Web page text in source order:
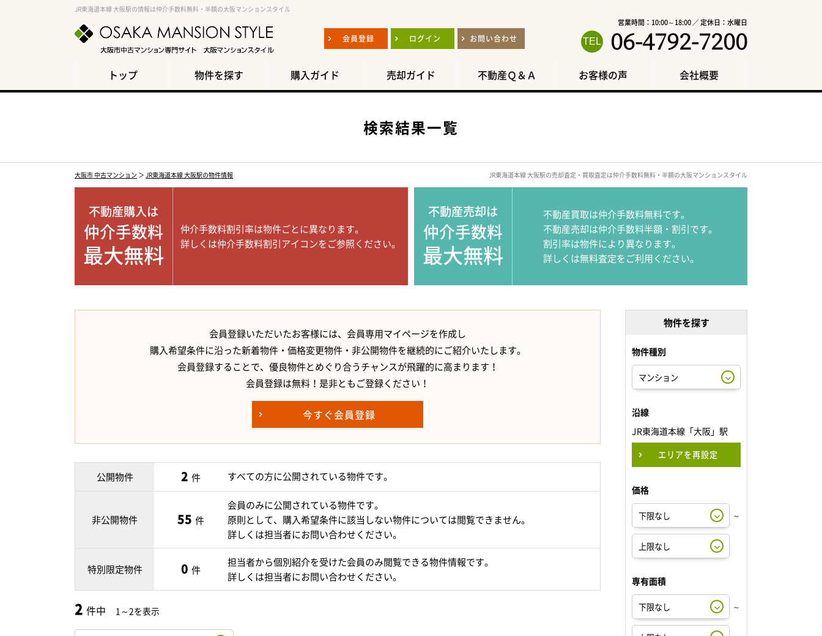
JR東海道本線 大阪駅の情報は仲介手数料無料・半額の大阪マンションスタイル
会員登録 ログイン お問い合わせ
営業時間：10:00～18:00 ／ 定休日：水曜日
06-4792-7200
トップ 物件を探す 購入ガイド 売却ガイド 不動産Ｑ＆Ａ お客様の声 会社概要
検索結果一覧
大阪市 中古マンション ＞ JR東海道本線 大阪駅の物件情報 JR東海道本線 大阪駅の売却査定・買取査定は仲介手数料無料・半額の大阪マンションスタイル
不動産購入は
仲介手数料
最大無料
仲介手数料割引率は物件ごとに異なります。
詳しくは仲介手数料割引アイコンをご参照ください。
不動産売却は
仲介手数料
最大無料
不動産買取は仲介手数料無料です。
不動産売却は仲介手数料半額・割引です。
割引率は物件により異なります。
詳しくは無料査定をご利用ください。
会員登録いただいたお客様には、会員専用マイページを作成し
購入希望条件に沿った新着物件・価格変更物件・非公開物件を継続的にご紹介いたします。
会員登録することで、優良物件とめぐり合うチャンスが飛躍的に高まります！
会員登録は無料！是非ともご登録ください！
今すぐ会員登録
公開物件 2 件 すべての方に公開されている物件です。
非公開物件 55 件
会員のみに公開されている物件です。
原則として、購入希望条件に該当しない物件については閲覧できません。
詳しくは担当者にお問い合わせください。
特別限定物件 0 件
担当者から個別紹介を受けた会員のみ閲覧できる物件情報です。
詳しくは担当者にお問い合わせください。
2 件中 1～2を表示
物件を探す
物件種別
沿線
JR東海道本線「大阪」駅
エリアを再設定
価格
～
専有面積
～